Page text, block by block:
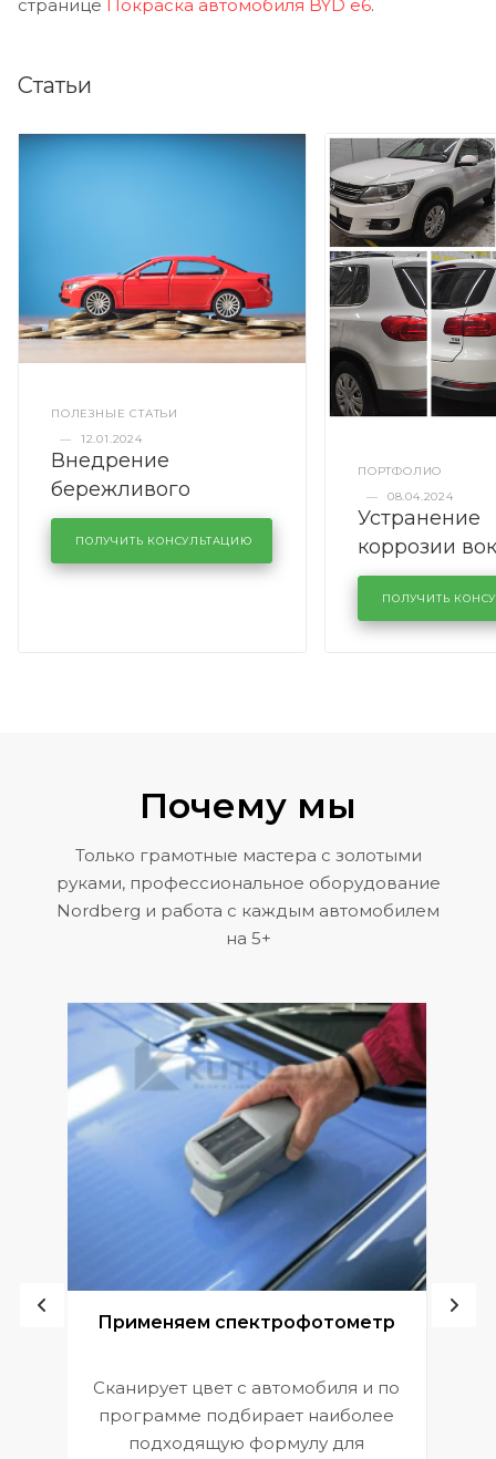
странице Покраска автомобиля BYD e6.
Статьи
ПОЛЕЗНЫЕ СТАТЬИ
—
12.01.2024
Внедрение
бережливого
производства в
кузовном сервисе
KUTUZOVV
ПОЛУЧИТЬ КОНСУЛЬТАЦИЮ
ПОРТФОЛИО
—
08.04.2024
Устранение
коррозии
лобового
районе
Volkswagen
ПОЛУЧИТЬ
Почему мы
Только грамотные мастера с золотыми
руками, профессиональное оборудование
Nordberg и работа с каждым автомобилем
на 5+
Применяем спектрофотометр
Сканирует цвет с автомобиля и по
программе подбирает наиболее
подходящую формулу для